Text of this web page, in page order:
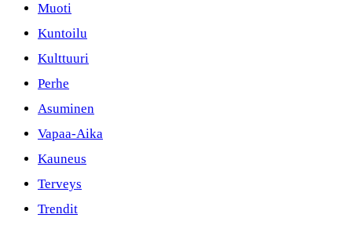
Muoti
Kuntoilu
Kulttuuri
Perhe
Asuminen
Vapaa-Aika
Kauneus
Terveys
Trendit